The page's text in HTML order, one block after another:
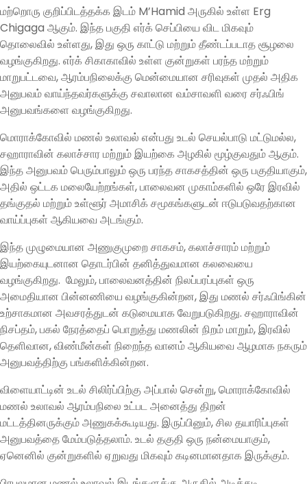
மற்றொரு குறிப்பிடத்தக்க இடம் M’Hamid அருகில் உள்ள Erg
Chigaga ஆகும். இந்த பகுதி எர்க் செப்பியை விட மிகவும்
தொலைவில் உள்ளது, இது ஒரு காட்டு மற்றும் தீண்டப்படாத சூழலை
வழங்குகிறது. எர்க் சிகாகாவில் உள்ள குன்றுகள் பரந்த மற்றும்
மாறுபட்டவை, ஆரம்பநிலைக்கு மென்மையான சரிவுகள் முதல் அதிக
அனுபவம் வாய்ந்தவர்களுக்கு சவாலான வம்சாவளி வரை சர்ஃபிங்
அனுபவங்களை வழங்குகிறது.
மொராக்கோவில் மணல் உலாவல் என்பது உடல் செயல்பாடு மட்டுமல்ல,
சஹாராவின் கலாச்சார மற்றும் இயற்கை அழகில் மூழ்குவதும் ஆகும்.
இந்த அனுபவம் பெரும்பாலும் ஒரு பரந்த சாகசத்தின் ஒரு பகுதியாகும்,
அதில் ஒட்டக மலையேற்றங்கள், பாலைவன முகாம்களில் ஒரே இரவில்
தங்குதல் மற்றும் உள்ளூர் அமாசிக் சமூகங்களுடன் ஈடுபடுவதற்கான
வாய்ப்புகள் ஆகியவை அடங்கும்.
இந்த முழுமையான அணுகுமுறை சாகசம், கலாச்சாரம் மற்றும்
இயற்கையுடனான தொடர்பின் தனித்துவமான கலவையை
வழங்குகிறது. மேலும், பாலைவனத்தின் நிலப்பரப்புகள் ஒரு
அமைதியான பின்னணியை வழங்குகின்றன, இது மணல் சர்ஃபிங்கின்
உற்சாகமான அவசரத்துடன் கடுமையாக வேறுபடுகிறது. சஹாராவின்
நிசப்தம், பகல் நேரத்தைப் பொறுத்து மணலின் நிறம் மாறும், இரவில்
தெளிவான, விண்மீன்கள் நிறைந்த வானம் ஆகியவை ஆழமாக நகரும்
அனுபவத்திற்கு பங்களிக்கின்றன.
விளையாட்டின் உடல் சிலிர்ப்பிற்கு அப்பால் சென்று, மொராக்கோவில்
மணல் உலாவல் ஆரம்பநிலை உட்பட அனைத்து திறன்
மட்டத்தினருக்கும் அணுகக்கூடியது. இருப்பினும், சில தயாரிப்புகள்
அனுபவத்தை மேம்படுத்தலாம். உடல் தகுதி ஒரு நன்மையாகும்,
ஏனெனில் குன்றுகளில் ஏறுவது மிகவும் கடினமானதாக இருக்கும்.